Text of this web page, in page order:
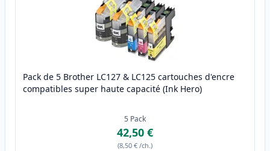
Pack de 5 Brother LC127 & LC125 cartouches d'encre
compatibles super haute capacité (Ink Hero)
5 Pack
42,50 €
(8,50 € /ch.)